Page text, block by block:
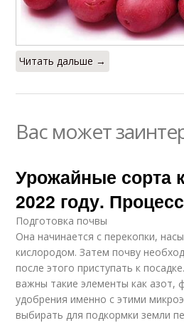
Читать дальше →
Вас может
Урожайные сорта
2022 году.
Подготовка почвы
Она начинается с перекопки,
кислородом. Затем почву
после этого приступать к
важны такие элементы как азот,
удобрения именно с этими
выбирать для подкормки земли